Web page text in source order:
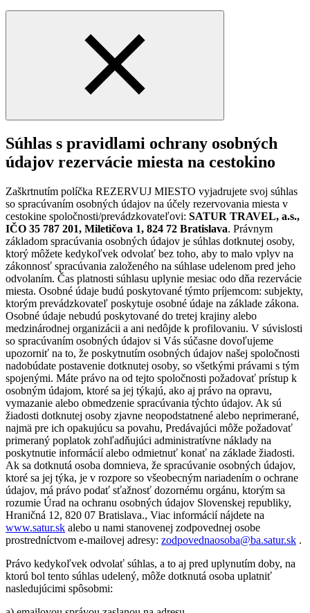
Súhlas s pravidlami ochrany osobných
údajov rezervácie miesta na cestokino
Zaškrtnutím políčka REZERVUJ MIESTO vyjadrujete svoj súhlas
so spracúvaním osobných údajov na účely rezervovania miesta v
cestokine spoločnosti/prevádzkovateľovi: SATUR TRAVEL, a.s.,
IČO 35 787 201, Miletičova 1, 824 72 Bratislava. Právnym
základom spracúvania osobných údajov je súhlas dotknutej osoby,
ktorý môžete kedykoľvek odvolať bez toho, aby to malo vplyv na
zákonnosť spracúvania založeného na súhlase udelenom pred jeho
odvolaním. Čas platnosti súhlasu uplynie mesiac odo dňa rezervácie
miesta. Osobné údaje budú poskytované týmto príjemcom: subjekty,
ktorým prevádzkovateľ poskytuje osobné údaje na základe zákona.
Osobné údaje nebudú poskytované do tretej krajiny alebo
medzinárodnej organizácii a ani nedôjde k profilovaniu. V súvislosti
so spracúvaním osobných údajov si Vás súčasne dovoľujeme
upozorniť na to, že poskytnutím osobných údajov našej spoločnosti
nadobúdate postavenie dotknutej osoby, so všetkými právami s tým
spojenými. Máte právo na od tejto spoločnosti požadovať prístup k
osobným údajom, ktoré sa jej týkajú, ako aj právo na opravu,
vymazanie alebo obmedzenie spracúvania týchto údajov. Ak sú
žiadosti dotknutej osoby zjavne neopodstatnené alebo neprimerané,
najmä pre ich opakujúcu sa povahu, Predávajúci môže požadovať
primeraný poplatok zohľadňujúci administratívne náklady na
poskytnutie informácií alebo odmietnuť konať na základe žiadosti.
Ak sa dotknutá osoba domnieva, že spracúvanie osobných údajov,
ktoré sa jej týka, je v rozpore so všeobecným nariadením o ochrane
údajov, má právo podať sťažnosť dozornému orgánu, ktorým sa
rozumie Úrad na ochranu osobných údajov Slovenskej republiky,
Hraničná 12, 820 07 Bratislava., Viac informácií nájdete na
www.satur.sk alebo u nami stanovenej zodpovednej osobe
prostredníctvom e-mailovej adresy: zodpovednaosoba@ba.satur.sk .
Právo kedykoľvek odvolať súhlas, a to aj pred uplynutím doby, na
ktorú bol tento súhlas udelený, môže dotknutá osoba uplatniť
nasledujúcimi spôsobmi: